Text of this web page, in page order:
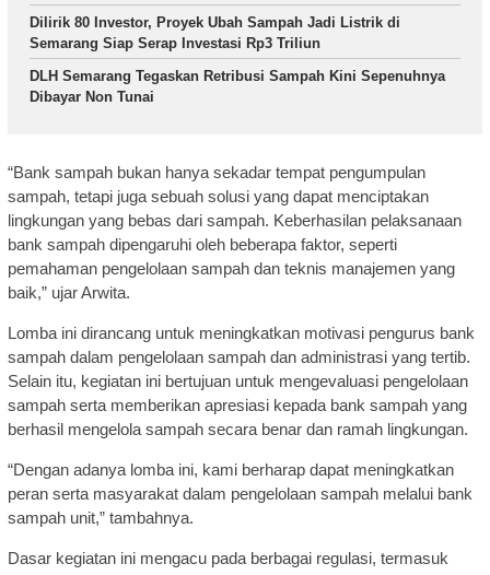
Dilirik 80 Investor, Proyek Ubah Sampah Jadi Listrik di
Semarang Siap Serap Investasi Rp3 Triliun
DLH Semarang Tegaskan Retribusi Sampah Kini Sepenuhnya
Dibayar Non Tunai
“Bank sampah bukan hanya sekadar tempat pengumpulan
sampah, tetapi juga sebuah solusi yang dapat menciptakan
lingkungan yang bebas dari sampah. Keberhasilan pelaksanaan
bank sampah dipengaruhi oleh beberapa faktor, seperti
pemahaman pengelolaan sampah dan teknis manajemen yang
baik,” ujar Arwita.
Lomba ini dirancang untuk meningkatkan motivasi pengurus bank
sampah dalam pengelolaan sampah dan administrasi yang tertib.
Selain itu, kegiatan ini bertujuan untuk mengevaluasi pengelolaan
sampah serta memberikan apresiasi kepada bank sampah yang
berhasil mengelola sampah secara benar dan ramah lingkungan.
“Dengan adanya lomba ini, kami berharap dapat meningkatkan
peran serta masyarakat dalam pengelolaan sampah melalui bank
sampah unit,” tambahnya.
Dasar kegiatan ini mengacu pada berbagai regulasi, termasuk